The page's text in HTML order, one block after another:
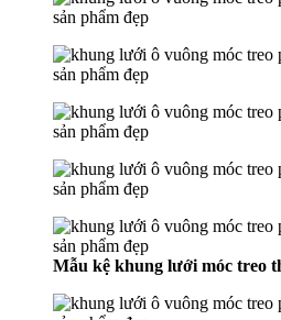
Mẫu kệ khung lưới móc treo